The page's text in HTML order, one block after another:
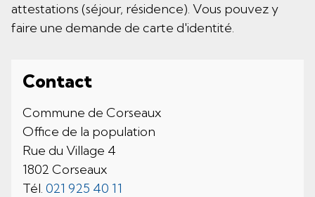
attestations (séjour, résidence). Vous pouvez y
faire une demande de carte d'identité.
Contact
Commune de Corseaux
Office de la population
Rue du Village 4
1802 Corseaux
Tél. 021 925 40 11